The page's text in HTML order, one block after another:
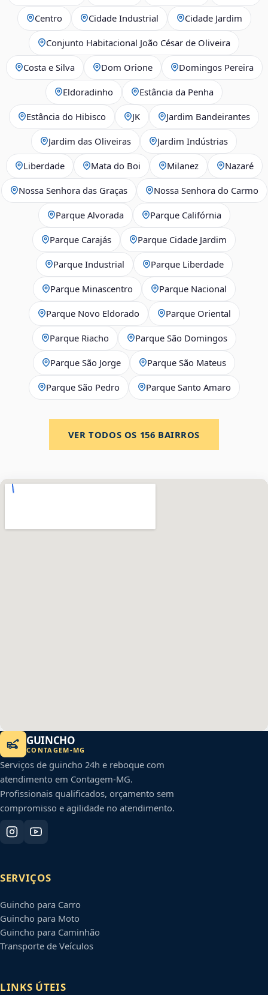
Centro Cidade Industrial Cidade Jardim
Conjunto Habitacional João César de Oliveira
Costa e Silva Dom Orione Domingos Pereira
Eldoradinho Estância da Penha
Estância do Hibisco JK Jardim Bandeirantes
Jardim das Oliveiras Jardim Indústrias
Liberdade Mata do Boi Milanez Nazaré
Nossa Senhora das Graças Nossa Senhora do Carmo
Parque Alvorada Parque Califórnia
Parque Carajás Parque Cidade Jardim
Parque Industrial Parque Liberdade
Parque Minascentro Parque Nacional
Parque Novo Eldorado Parque Oriental
Parque Riacho Parque São Domingos
Parque São Jorge Parque São Mateus
Parque São Pedro Parque Santo Amaro
VER TODOS OS 156 BAIRROS
GUINCHO
CONTAGEM-MG
Serviços de guincho 24h e reboque com
atendimento em Contagem-MG.
Profissionais qualificados, orçamento sem
compromisso e agilidade no atendimento.
SERVIÇOS
Guincho para Carro
Guincho para Moto
Guincho para Caminhão
Transporte de Veículos
LINKS ÚTEIS